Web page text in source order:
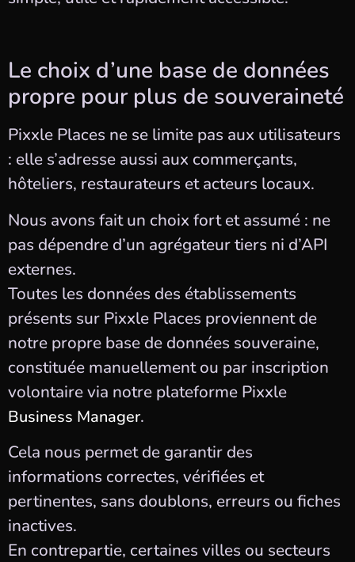
Le choix d’une base de données
propre pour plus de souveraineté
Pixxle Places ne se limite pas aux utilisateurs
: elle s’adresse aussi aux commerçants,
hôteliers, restaurateurs et acteurs locaux.
Nous avons fait un choix fort et assumé : ne
pas dépendre d’un agrégateur tiers ni d’API
externes.
Toutes les données des établissements
présents sur Pixxle Places proviennent de
notre propre base de données souveraine,
constituée manuellement ou par inscription
volontaire via notre plateforme Pixxle
Business Manager.
Cela nous permet de garantir des
informations correctes, vérifiées et
pertinentes, sans doublons, erreurs ou fiches
inactives.
En contrepartie, certaines villes ou secteurs